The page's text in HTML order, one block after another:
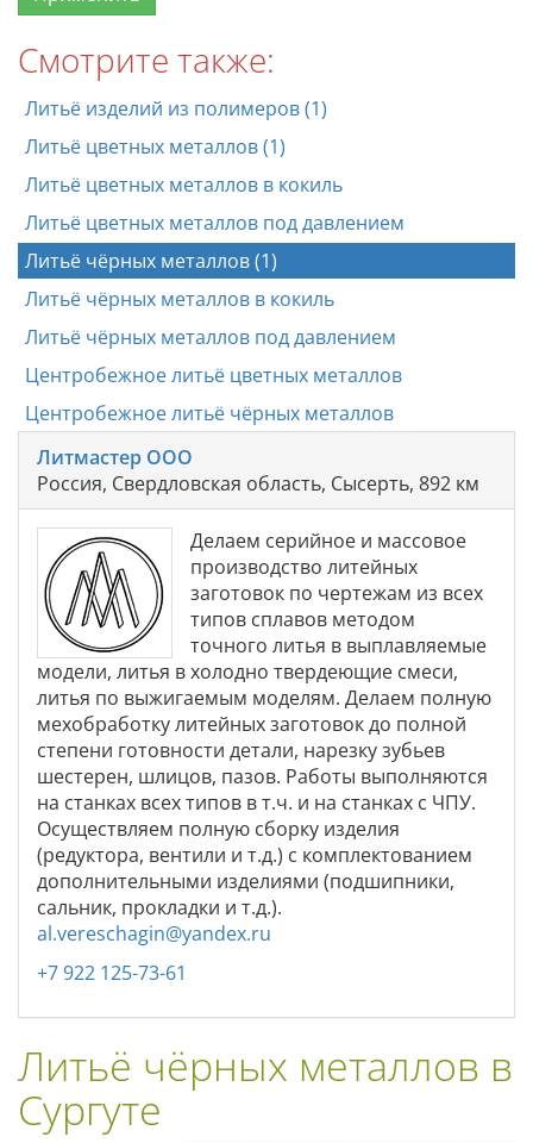
Смотрите также:
Литьё изделий из полимеров (1)
Литьё цветных металлов (1)
Литьё цветных металлов в кокиль
Литьё цветных металлов под давлением
Литьё чёрных металлов (1)
Литьё чёрных металлов в кокиль
Литьё чёрных металлов под давлением
Центробежное литьё цветных металлов
Центробежное литьё чёрных металлов
Литмастер ООО
Россия, Свердловская область, Сысерть, 892 км
Делаем серийное и массовое
производство литейных
заготовок по чертежам из всех
типов сплавов методом
точного литья в выплавляемые
модели, литья в холодно твердеющие смеси,
литья по выжигаемым моделям. Делаем полную
мехобработку литейных заготовок до полной
степени готовности детали, нарезку зубьев
шестерен, шлицов, пазов. Работы выполняются
на станках всех типов в т.ч. и на станках с ЧПУ.
Осуществляем полную сборку изделия
(редуктора, вентили и т.д.) с комплектованием
дополнительными изделиями (подшипники,
сальник, прокладки и т.д.).
al.vereschagin@yandex.ru
+7 922 125-73-61
Литьё чёрных металлов в
Сургуте